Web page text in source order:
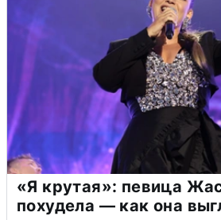
«Я крутая»: певица
похудела — как она